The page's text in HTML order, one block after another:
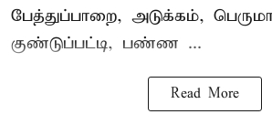
பேத்துப்பாறை, அடுக்கம்,
குண்டுப்பட்டி, பண்ண ...
Read More